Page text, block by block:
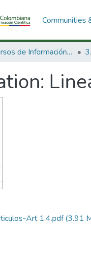
Communities
3. Recursos de Información Científica y Tecnológica
Art 1.4.pdf(3.91